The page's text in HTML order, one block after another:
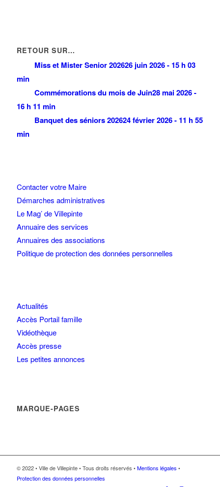
RETOUR SUR…
Miss et Mister Senior 202626 juin 2026 - 15 h 03
min
Commémorations du mois de Juin28 mai 2026 -
16 h 11 min
Banquet des séniors 202624 février 2026 - 11 h 55
min
Contacter votre Maire
Démarches administratives
Le Mag’ de Villepinte
Annuaire des services
Annuaires des associations
Politique de protection des données personnelles
Actualités
Accès Portail famille
Vidéothèque
Accès presse
Les petites annonces
MARQUE-PAGES
© 2022 • Ville de Villepinte • Tous droits réservés •Mentions légales •
Protection des données personnelles